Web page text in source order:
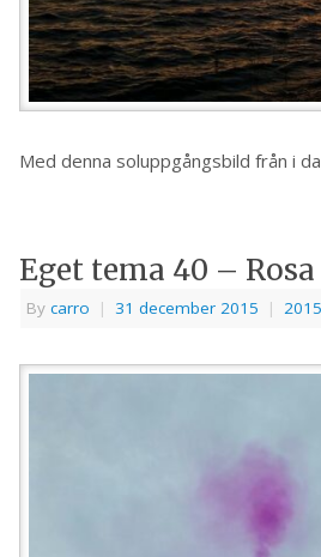
Med denna soluppgångsbild från i
Eget tema 40 – Rosa
By carro | 31 december 2015 | 2015